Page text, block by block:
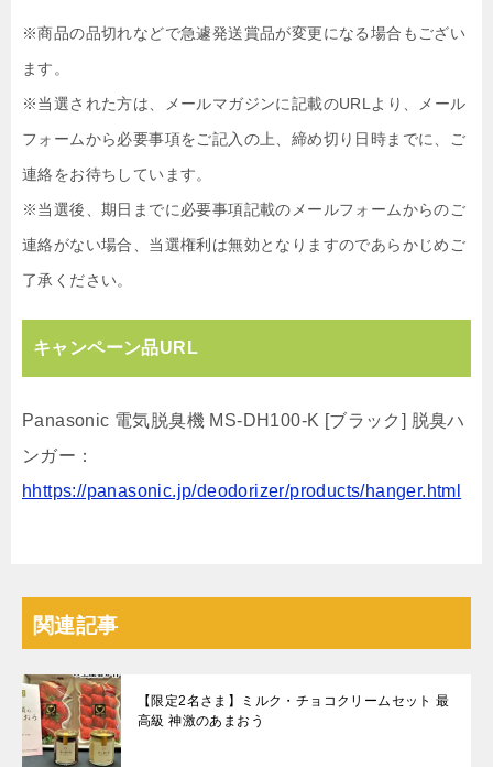
※商品の品切れなどで急遽発送賞品が変更になる場合もござい
ます。
※当選された方は、メールマガジンに記載のURLより、メール
フォームから必要事項をご記入の上、締め切り日時までに、ご
連絡をお待ちしています。
※当選後、期日までに必要事項記載のメールフォームからのご
連絡がない場合、当選権利は無効となりますのであらかじめご
了承ください。
キャンペーン品URL
Panasonic 電気脱臭機 MS-DH100-K [ブラック] 脱臭ハ
ンガー：
hhttps://panasonic.jp/deodorizer/products/hanger.html
関連記事
【限定2名さま】ミルク・チョコクリームセット 最
高級 神激のあまおう